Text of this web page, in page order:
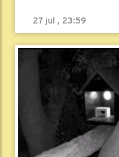
27 jul , 23:59